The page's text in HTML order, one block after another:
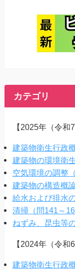
カテゴリ
【2025年（令和
建築物衛生行政
建築物の環境衛
空気環境の調整
建築物の構造概
給水および排水
清掃（問141～
ねずみ、昆虫等
【2024年（令和
建築物衛生行政